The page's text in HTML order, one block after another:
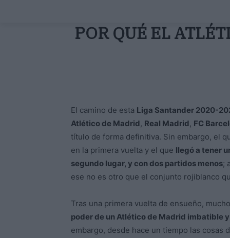
POR QUÉ EL
El camino de esta Liga Santander 2020-
Atlético de Madrid, Real Madrid, FC
título de forma definitiva. Sin embargo, el
en la primera vuelta y el que llegó a tener
segundo lugar, y con dos partidos menos;
ese no es otro que el conjunto rojiblanco
Tras una primera vuelta de ensueño,
poder de un Atlético de Madrid imbatible
embargo, desde hace un tiempo las